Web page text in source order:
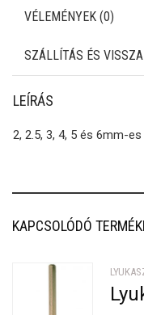
VÉLEMÉNYEK (0)
SZÁLLÍTÁS ÉS
LEÍRÁS
2, 2.5, 3, 4, 5 és 6mm-
KAPCSOLÓDÓ